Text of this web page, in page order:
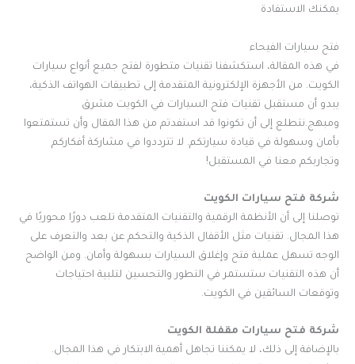
يمكنك الاستفادة
فتح سيارات الفيحاء
في هذه المقالة، استكشفنا تقنيات متطورة لفتح جميع أنواع سيارات
الكويت. من الأجهزة الإلكترونية المتقدمة إلى تطبيقات الهواتف الذكية،
يبدو أن مستقبل تقنيات فتح السيارات في الكويت مشرق
ومبهج.نتطلع إلى أن تكونوا قد استفدتم من هذا المقال وأن تستمتعوا
بأمان وسهولة في قيادة سيارتكم. لا تترددوا في مشاركة أفكاركم
وتجاربكم معنا في المستقبل!
شركة فتح سيارات الكويت
توصلنا إلى أن الأنظمة الرقمية والتقنيات المتقدمة تلعب دورًا محوريًا في
هذا المجال. تقنيات مثل الأقفال الذكية والتحكم عن بعد والتعرف على
الوجه تسهل عملية فتح وإغلاق السيارات بسهولة وأمان. ومن الواضح
أن هذه التقنيات ستستمر في التطور والتحسين لتلبية احتياجات
وتوقعات السائقين في الكويت.
شركة فتح سيارات مقفلة الكويت
بالإضافة إلى ذلك، لا يمكننا تجاهل أهمية الابتكار في هذا المجال.